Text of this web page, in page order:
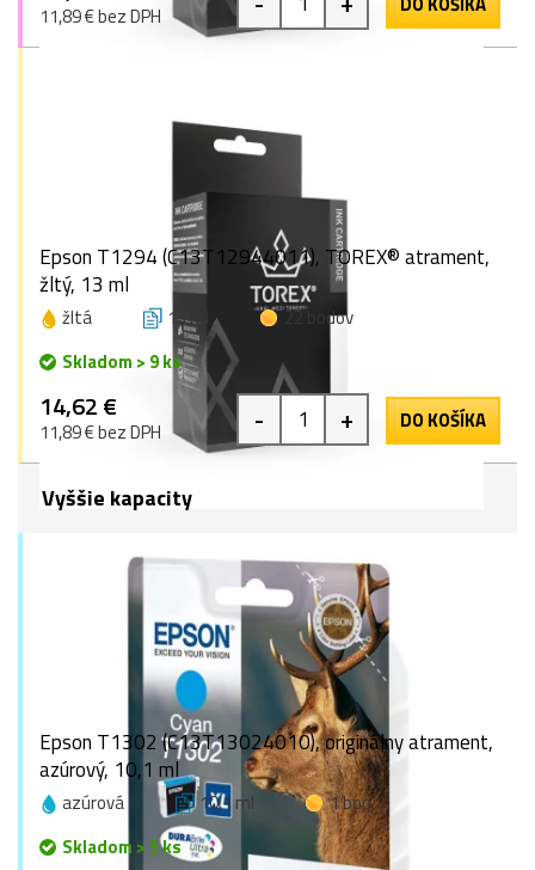
11,89 € bez DPH
Epson T1294 (C13T12944011), TOREX® atrament,
žltý, 13 ml
žltá 13 ml
22 bodov
Skladom > 9 ks
14,62 €
11,89 € bez DPH - + DO KOŠÍKA
Vyššie kapacity
Epson T1302 (C13T13024010), originálny atrament,
azúrový, 10,1 ml
azúrová 10,1 ml
1 bod
Skladom > 5 ks